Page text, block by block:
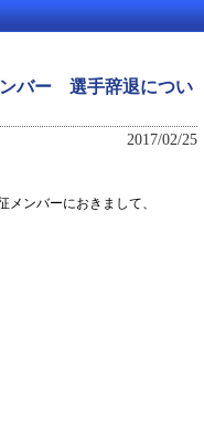
ンバー 選手辞退につい
2017/02/25
ンバーにおきまして、